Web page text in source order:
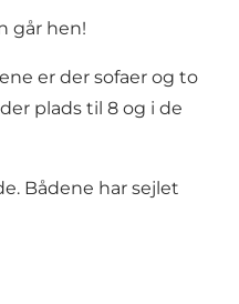
går hen!
er der sofaer og to
plads til 8 og i de
Bådene har sejlet